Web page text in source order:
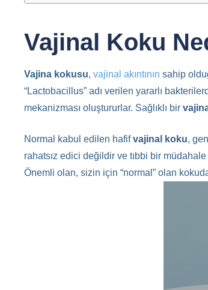
Vajinal Koku
Vajina kokusu, vajinal akıntının sahip
“Lactobacillus” adı verilen yararlı
mekanizması oluştururlar. Sağlıklı bir
Normal kabul edilen hafifvajinal koku,
rahatsız edici değildir ve tıbbi bir
Önemli olan, sizin için “normal” olan